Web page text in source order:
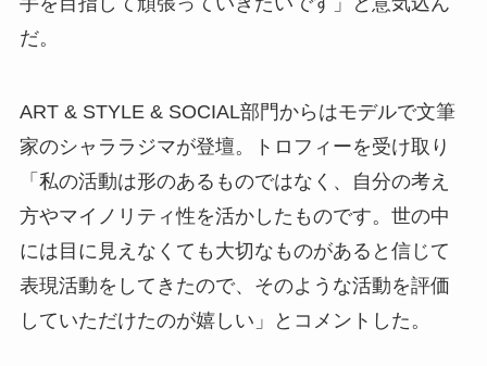
だ。
ART & STYLE & SOCIAL部門からはモデルで文筆
家のシャララジマが登壇。トロフィーを受け取り
「私の活動は形のあるものではなく、自分の考え
方やマイノリティ性を活かしたものです。世の中
には目に見えなくても大切なものがあると信じて
表現活動をしてきたので、そのような活動を評価
していただけたのが嬉しい」とコメントした。